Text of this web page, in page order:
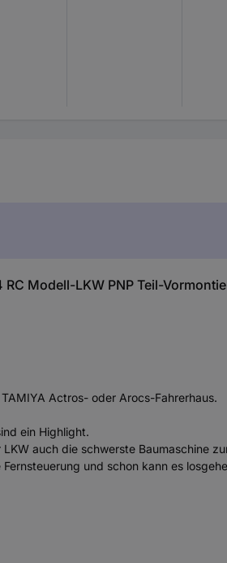
Modell-LKW PNP Teil-
Actros- oder Arocs-Fahrerhaus.
ein Highlight.
auch die schwerste Baumaschine
und schon kann es